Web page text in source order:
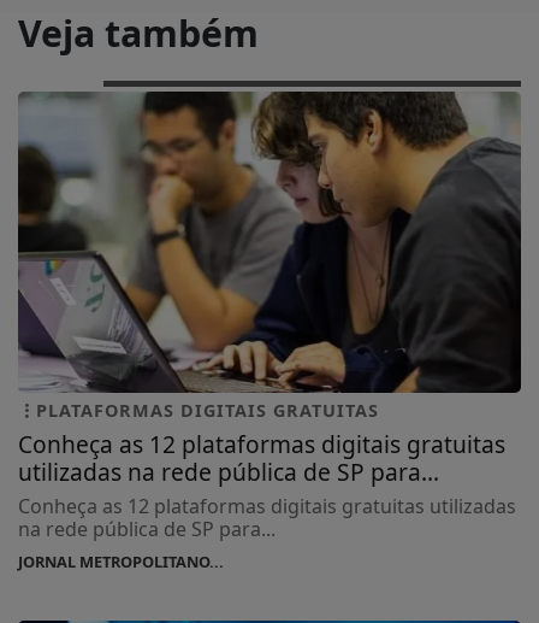
Veja também
PLATAFORMAS DIGITAIS GRATUITAS
Conheça as 12 plataformas digitais gratuitas
utilizadas na rede pública de SP para...
Conheça as 12 plataformas digitais gratuitas utilizadas
na rede pública de SP para...
JORNAL METROPOLITANO...